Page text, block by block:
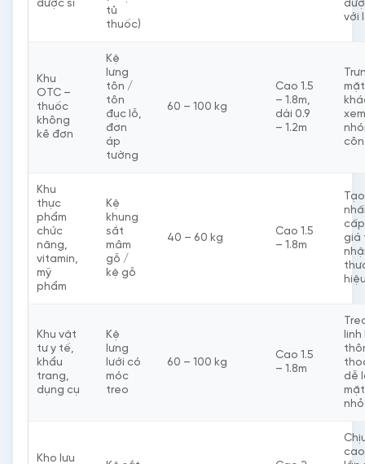
dược sĩ
tủ
thuốc)
với
Khu
OTC –
thuốc
không
kê đơn
Kệ
lưng
tôn /
tôn
đục lỗ,
đơn
áp
tường
60 – 100 kg
Cao 1.5
– 1.8m,
dài 0.9
– 1.2m
Khu
thực
phẩm
chức
năng,
vitamin,
mỹ
phẩm
Kệ
khung
sắt
mâm
gỗ /
kệ gỗ
40 – 60 kg
Cao 1.5
– 1.8m
giá
Khu vật
tư y tế,
khẩu
trang,
dụng cụ
Kệ
lưng
lưới có
móc
treo
60 – 100 kg
Cao 1.5
– 1.8m
dễ
nhỏ
Kho lưu